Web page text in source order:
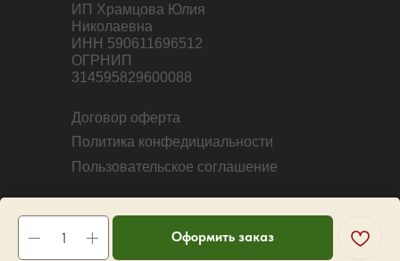
Оформить заказ
ИП Храмцова Юлия
Николаевна
ИНН 590611696512
ОГРНИП
314595829600088
Договор оферта
Пользовательское соглашение
Политика конфедициальности